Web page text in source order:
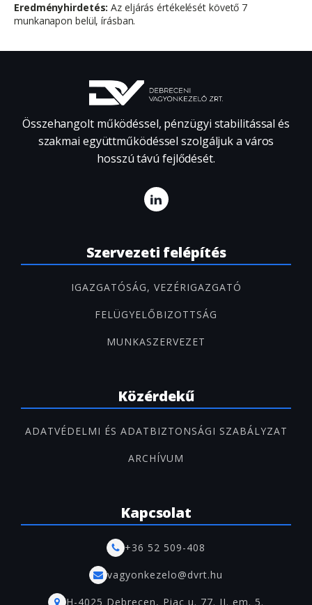
Eredményhirdetés: Az eljárás értékelését követő 7
munkanapon belül, írásban.
Összehangolt működéssel, pénzügyi stabilitással és
szakmai együttműködéssel szolgáljuk a város
hosszú távú fejlődését.
Szervezeti felépítés
IGAZGATÓSÁG, VEZÉRIGAZGATÓ
FELÜGYELŐBIZOTTSÁG
MUNKASZERVEZET
Közérdekű
ADATVÉDELMI ÉS ADATBIZTONSÁGI SZABÁLYZAT
ARCHÍVUM
Kapcsolat
+36 52 509-408
vagyonkezelo@dvrt.hu
H-4025 Debrecen, Piac u. 77. II. em. 5.